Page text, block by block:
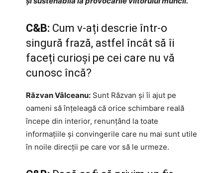
C&B: Cum v-ați descrie într-o
singură frază, astfel încât să îi
faceți curioși pe cei care nu vă
cunosc încă?
Răzvan Vâlceanu: Sunt Răzvan și îi ajut pe
oameni să înțeleagă că orice schimbare reală
începe din interior, renunțând la toate
informațiile și convingerile care nu mai sunt utile
în noile direcții pe care vor să le urmeze.